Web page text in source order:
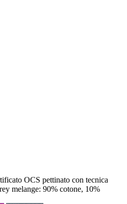
OCS pettinato con tecnica
melange: 90% cotone, 10%